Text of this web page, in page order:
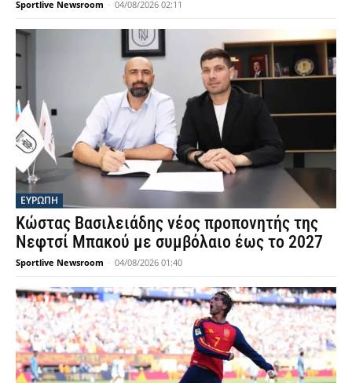
Sportlive Newsroom - 04/08/2026 02:11
ΕΥΡΩΠΗ
Κώστας Βασιλειάδης νέος προπονητής της
Νεφτσί Μπακού με συμβόλαιο έως το 2027
Sportlive Newsroom - 04/08/2026 01:40